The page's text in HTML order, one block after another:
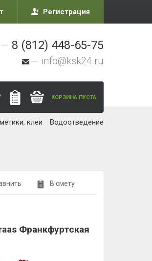
Регистрация
8 (812) 448-65-75
info@ksk24.ru
КОРЗИНА ПУСТА
клеи Водоотведение
В смету
Франкфуртская